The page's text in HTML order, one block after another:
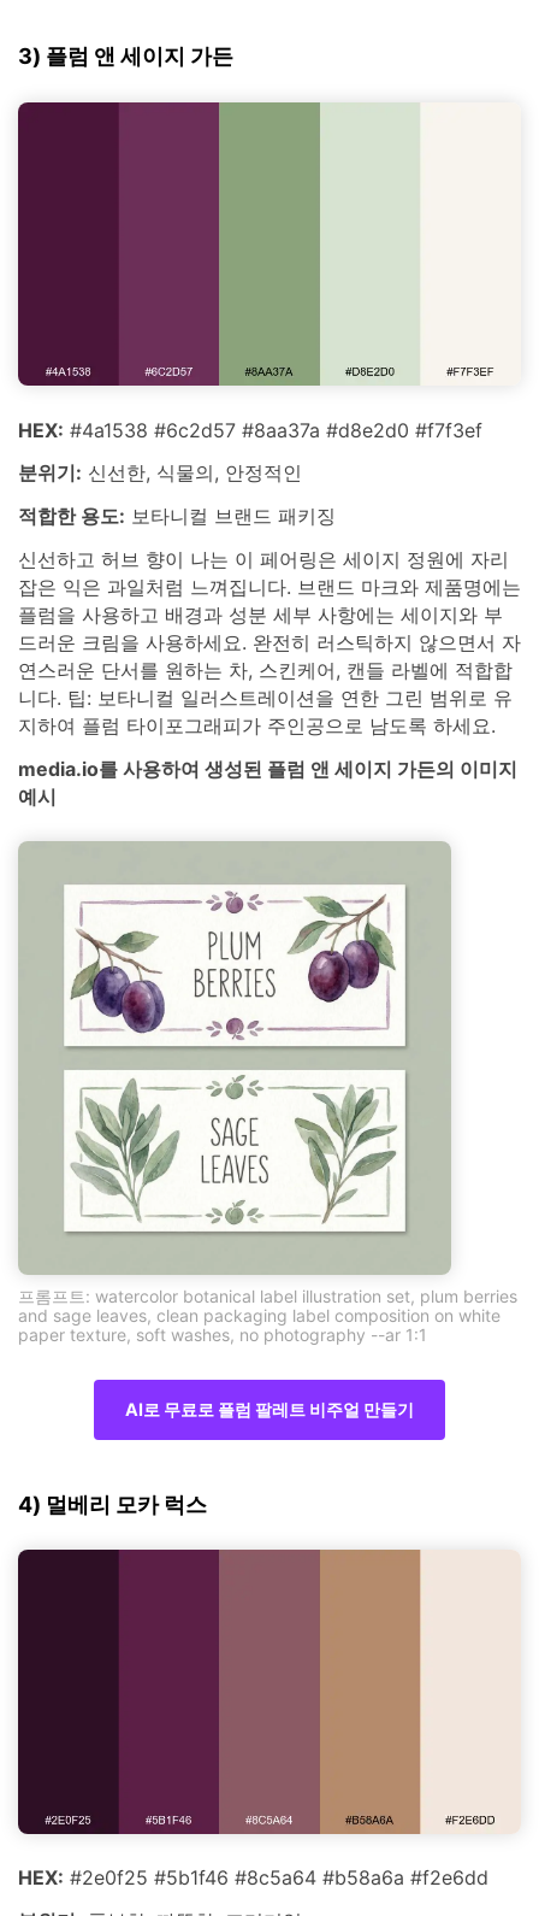
3) 플럼 앤 세이지 가든
HEX: #4a1538 #6c2d57 #8aa37a #d8e2d0 #f7f3ef
분위기: 신선한, 식물의, 안정적인
적합한 용도: 보타니컬 브랜드 패키징
신선하고 허브 향이 나는 이 페어링은 세이지 정원에 자리
잡은 익은 과일처럼 느껴집니다. 브랜드 마크와 제품명에는
플럼을 사용하고 배경과 성분 세부 사항에는 세이지와 부
드러운 크림을 사용하세요. 완전히 러스틱하지 않으면서 자
연스러운 단서를 원하는 차, 스킨케어, 캔들 라벨에 적합합
니다. 팁: 보타니컬 일러스트레이션을 연한 그린 범위로 유
지하여 플럼 타이포그래피가 주인공으로 남도록 하세요.
media.io를 사용하여 생성된 플럼 앤 세이지 가든의 이미지
예시
프롬프트: watercolor botanical label illustration set, plum berries
and sage leaves, clean packaging label composition on white
paper texture, soft washes, no photography --ar 1:1
AI로 무료로 플럼 팔레트 비주얼 만들기
4) 멀베리 모카 럭스
HEX: #2e0f25 #5b1f46 #8c5a64 #b58a6a #f2e6dd